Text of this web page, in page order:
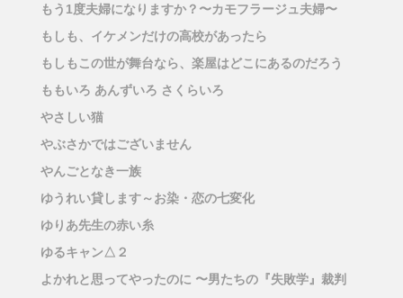
もう1度夫婦になりますか？〜カモフラージュ夫婦〜
もしも、イケメンだけの高校があったら
もしもこの世が舞台なら、楽屋はどこにあるのだろう
ももいろ あんずいろ さくらいろ
やさしい猫
やぶさかではございません
やんごとなき一族
ゆうれい貸します～お染・恋の七変化
ゆりあ先生の赤い糸
ゆるキャン△２
よかれと思ってやったのに 〜男たちの『失敗学』裁判